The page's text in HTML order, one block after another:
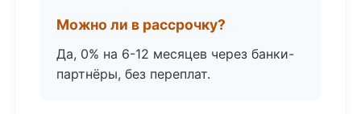
Можно ли в рассрочку?
Да, 0% на 6-12 месяцев через банки-
партнёры, без переплат.